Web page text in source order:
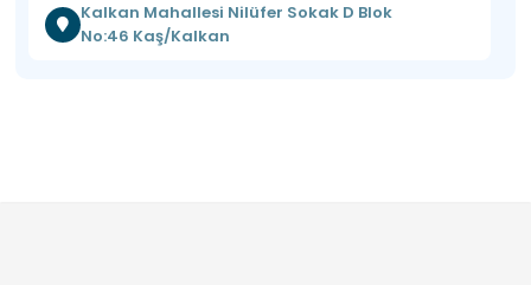
Kalkan Mahallesi Nilüfer Sokak D Blok
No:46 Kaş/Kalkan